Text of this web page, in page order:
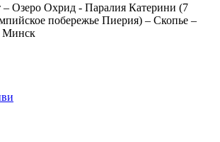
Озеро Охрид - Паралия Катерини (7
побережье Пиерия) – Скопье –
Минск